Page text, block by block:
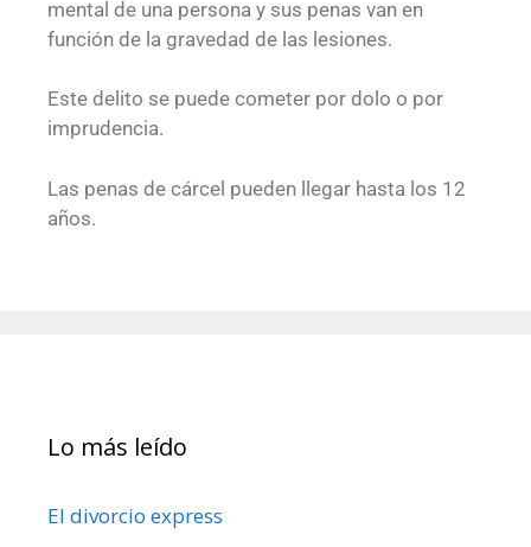
mental de una persona y sus penas van en
función de la gravedad de las lesiones.
Este delito se puede cometer por dolo o por
imprudencia.
Las penas de cárcel pueden llegar hasta los 12
años.
Lo más leído
El divorcio express